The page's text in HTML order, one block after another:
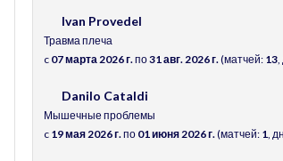
Ivan Provedel
Травма плеча
c 07 марта 2026 г. по31 авг. 2026 г. (матчей: 13
Danilo Cataldi
Мышечные проблемы
c 19 мая 2026 г. по 01 июня 2026 г. (матчей: 1 ,